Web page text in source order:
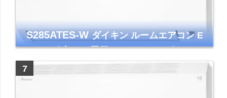
S285ATES-Wダイキン ルームエアコン E
シリーズ 主に10畳用 ホワイト 2025年モデル
コンパクトモデル ストリーマ